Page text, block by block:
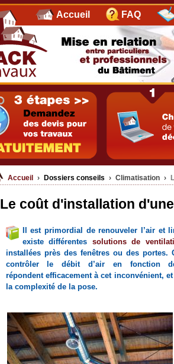
Accueil FAQ
Accueil › Dossiers conseils › Climatisation ›
Le coût d'installation
Il est primordial de renouveler l’air et
existe différentes solutions de
installées près des fenêtres ou des
contrôler le débit d’air en fonction
répondent efficacement à cet inconvénient,
la complexité de la pose.